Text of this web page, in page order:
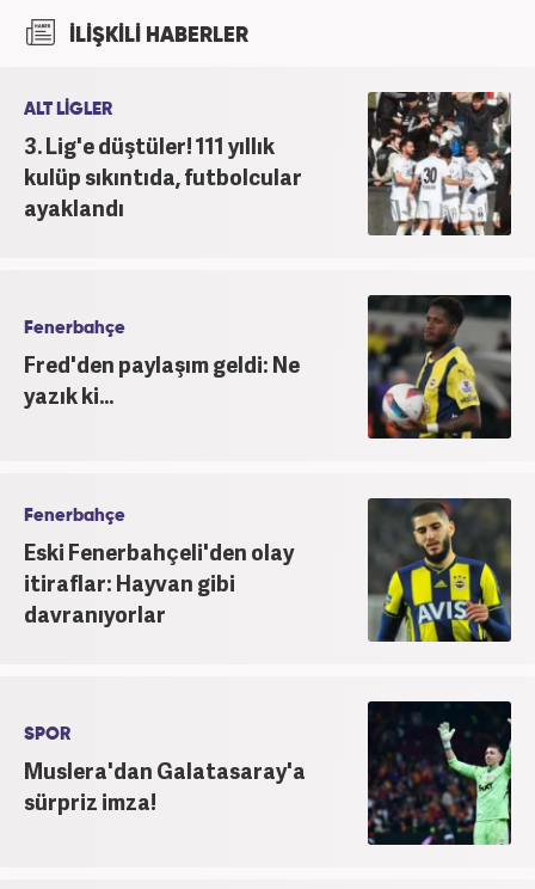
yılında Haber7.com ailesine dahil oldu. Osmanlıca
Haber7.com’da devam etmektedir.
İLİŞKİLİ HABERLER
ALT LİGLER
3. Lig'e düştüler! 111 yıllık
kulüp sıkıntıda, futbolcular
ayaklandı
Fenerbahçe
Fred'den paylaşım geldi: Ne
yazık ki...
Fenerbahçe
Eski Fenerbahçeli'den olay
itiraflar: Hayvan gibi
davranıyorlar
SPOR
Muslera'dan Galatasaray'a
sürpriz imza!